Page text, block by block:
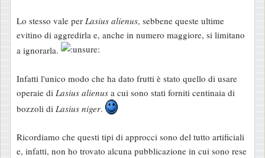
Lo stesso vale per Lasius alienus, sebbene queste ultime
evitino di aggredirla e, anche in numero maggiore, si limitano
a ignorarla.
Infatti l'unico modo che ha dato frutti è stato quello di usare
operaie di Lasius alienus a cui sono stati forniti centinaia di
bozzoli di Lasius niger.
Ricordiamo che questi tipi di approcci sono del tutto artificiali
e, infatti, non ho trovato alcuna pubblicazione in cui sono rese